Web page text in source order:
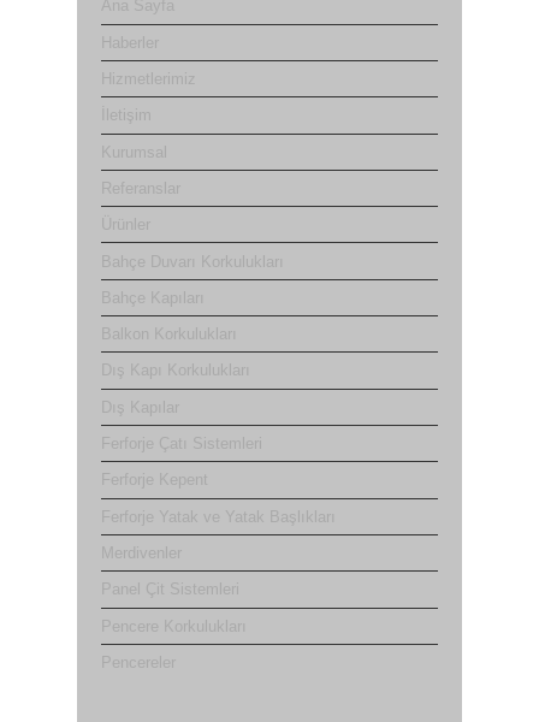
Ana Sayfa
Haberler
Hizmetlerimiz
İletişim
Kurumsal
Referanslar
Ürünler
Bahçe Duvarı Korkulukları
Bahçe Kapıları
Balkon Korkulukları
Dış Kapı Korkulukları
Dış Kapılar
Ferforje Çatı Sistemleri
Ferforje Kepent
Ferforje Yatak ve Yatak Başlıkları
Merdivenler
Panel Çit Sistemleri
Pencere Korkulukları
Pencereler